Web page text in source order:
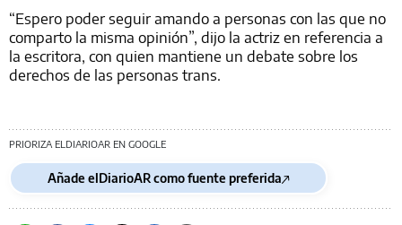
“Espero poder seguir amando a personas con las que no
comparto la misma opinión”, dijo la actriz en referencia a
la escritora, con quien mantiene un debate sobre los
derechos de las personas trans.
PRIORIZA ELDIARIOAR EN GOOGLE
Añade elDiarioAR como fuente preferida